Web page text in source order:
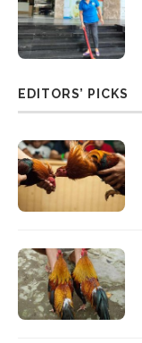
EDITORS’ PICKS